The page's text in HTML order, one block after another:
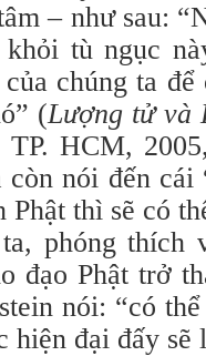
– như sau:
tù ngục
chúng ta
(Lượng tử và
HCM,
còn nói đến
thì sẽ có
phóng thích
đạo Phật trở
nói: “có
hiện đại đấy sẽ